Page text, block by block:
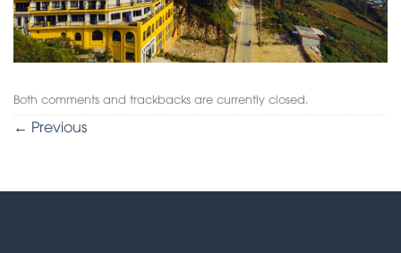
Both comments and trackbacks are currently closed.
← Previous